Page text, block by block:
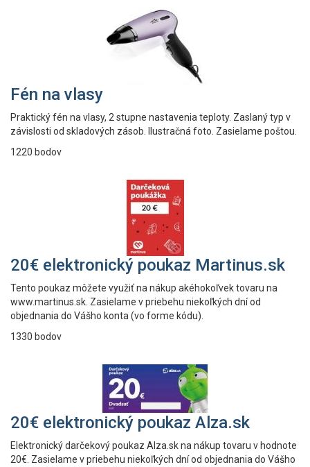
Fén na vlasy
Praktický fén na vlasy, 2 stupne nastavenia teploty. Zaslaný typ v
závislosti od skladových zásob. Ilustračná foto. Zasielame poštou.
1220 bodov
20€ elektronický poukaz Martinus.sk
Tento poukaz môžete využiť na nákup akéhokoľvek tovaru na
www.martinus.sk. Zasielame v priebehu niekoľkých dní od
objednania do Vášho konta (vo forme kódu).
1330 bodov
20€ elektronický poukaz Alza.sk
Elektronický darčekový poukaz Alza.sk na nákup tovaru v hodnote
20€. Zasielame v priebehu niekoľkých dní od objednania do Vášho